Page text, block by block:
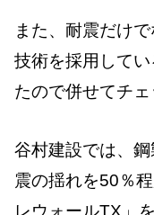
また、耐震だけ
技術を採用して
たので併せてチェ
谷村建設では、
震の揺れを50％
レウォールTX」